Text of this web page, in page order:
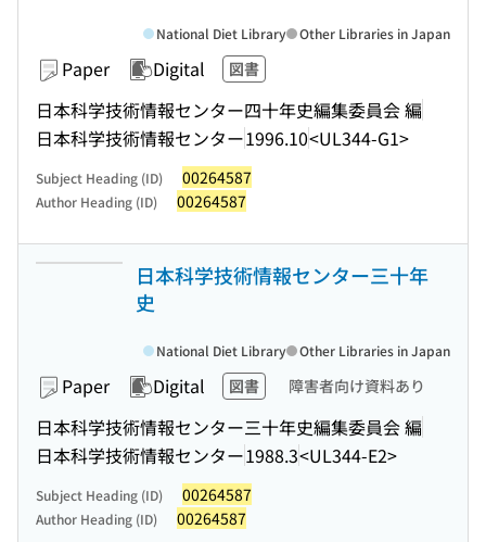
Paper Digital 図書
日本科学技術情報センター四十年史編集委員会 編
日本科学技術情報センター1996.10<UL344-G1>
National Diet Library Other Libraries in Japan
Subject Heading (ID) 00264587
Author Heading (ID) 00264587
日本科学技術情報センター三十年
史
Paper Digital 図書 障害者向け資料あり
日本科学技術情報センター三十年史編集委員会 編
日本科学技術情報センター1988.3<UL344-E2>
National Diet Library Other Libraries in Japan
Subject Heading (ID) 00264587
Author Heading (ID) 00264587